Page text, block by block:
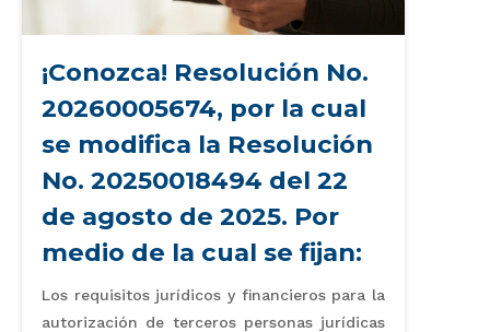
¡Conozca! Resolución No.
20260005674, por la cual
se modifica la Resolución
No. 20250018494 del 22
de agosto de 2025. Por
medio de la cual se fijan:
Los requisitos jurídicos y financieros para la
autorización de terceros personas jurídicas